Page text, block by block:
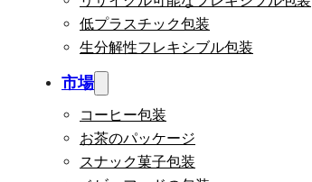
低プラスチック包装
生分解性フレキシブル包装
市場
コーヒー包装
お茶のパッケージ
スナック菓子包装